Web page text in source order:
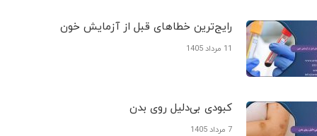
رایج‌ترین خطاهای قبل از آزمایش خون
11 مرداد 1405
کبودی‌ بی‌دلیل روی بدن
7 مرداد 1405